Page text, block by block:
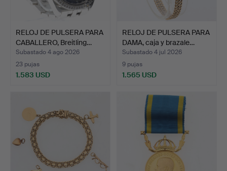
RELOJ DE PULSERA PARA
CABALLERO, Breitling…
Subastado 4 ago 2026
23 pujas
1.583 USD
RELOJ DE PULSERA PARA
DAMA, caja y brazale…
Subastado 4 jul 2026
9 pujas
1.565 USD